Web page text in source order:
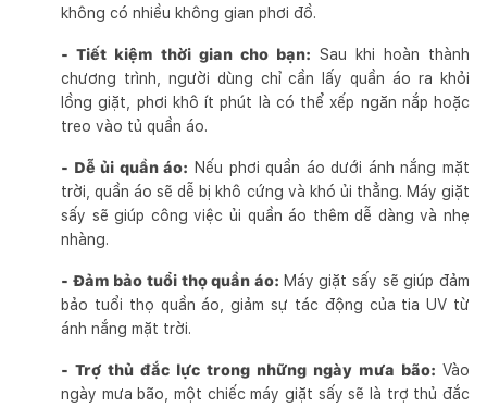
không có nhiều không gian phơi đồ.
- Tiết kiệm thời gian cho bạn: Sau khi hoàn thành
chương trình, người dùng chỉ cần lấy quần áo ra khỏi
lồng giặt, phơi khô ít phút là có thể xếp ngăn nắp hoặc
treo vào tủ quần áo.
- Dễ ủi quần áo: Nếu phơi quần áo dưới ánh nắng mặt
trời, quần áo sẽ dễ bị khô cứng và khó ủi thẳng. Máy giặt
sấy sẽ giúp công việc ủi quần áo thêm dễ dàng và nhẹ
nhàng.
- Đảm bảo tuổi thọ quần áo: Máy giặt sấy sẽ giúp đảm
bảo tuổi thọ quần áo, giảm sự tác động của tia UV từ
ánh nắng mặt trời.
- Trợ thủ đắc lực trong những ngày mưa bão: Vào
ngày mưa bão, một chiếc máy giặt sấy sẽ là trợ thủ đắc